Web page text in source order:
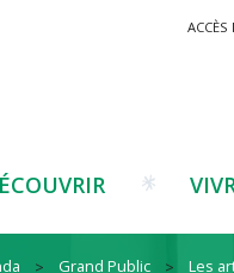
Grand Public Les